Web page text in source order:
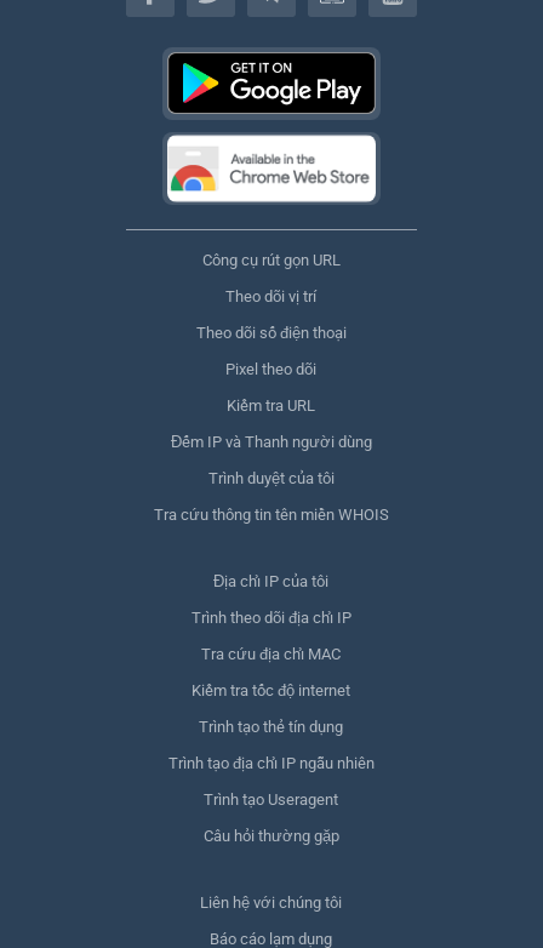
Công cụ rút gọn URL
Theo dõi vị trí
Theo dõi số điện thoại
Pixel theo dõi
Kiểm tra URL
Đếm IP và Thanh người dùng
Trình duyệt của tôi
Tra cứu thông tin tên miền WHOIS
Địa chỉ IP của tôi
Trình theo dõi địa chỉ IP
Tra cứu địa chỉ MAC
Kiểm tra tốc độ internet
Trình tạo thẻ tín dụng
Trình tạo địa chỉ IP ngẫu nhiên
Trình tạo Useragent
Câu hỏi thường gặp
Liên hệ với chúng tôi
Báo cáo lạm dụng